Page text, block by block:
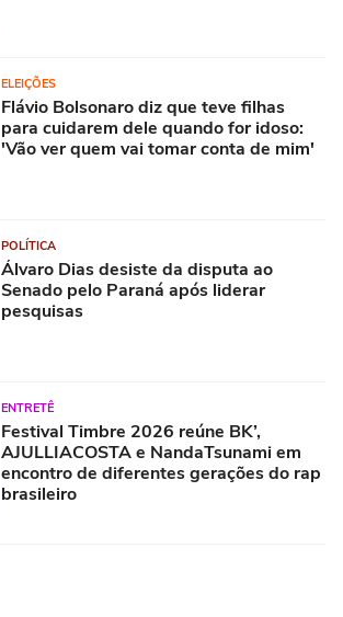
ELEIÇÕES
Flávio Bolsonaro diz que teve filhas
para cuidarem dele quando for idoso:
'Vão ver quem vai tomar conta de mim'
POLÍTICA
Álvaro Dias desiste da disputa ao
Senado pelo Paraná após liderar
pesquisas
ENTRETÊ
Festival Timbre 2026 reúne BK’,
AJULLIACOSTA e NandaTsunami em
encontro de diferentes gerações do rap
brasileiro